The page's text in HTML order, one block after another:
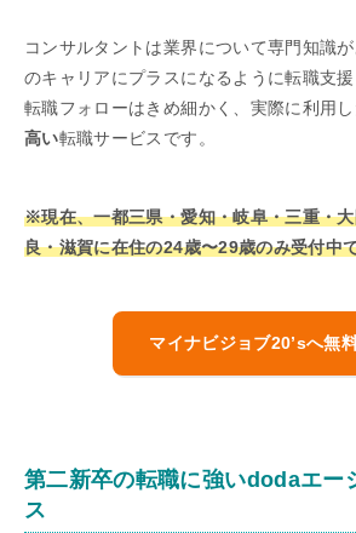
コンサルタントは業界について専門知識
のキャリアにプラスになるように転職支援
転職フォローはきめ細かく、実際に利用
高い転職サービスです。
※現在、一都三県・愛知・岐阜・三重・
良・滋賀に在住の24歳〜29歳のみ受付中
マイナビジョブ20’sへ無
第二新卒の転職に強いdodaエー
ス